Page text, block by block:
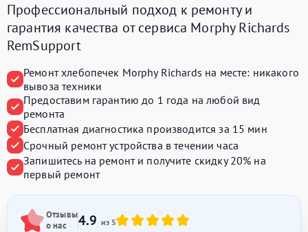
Профессиональный подход к ремонту и
гарантия качества от сервиса Morphy Richards
RemSupport
Ремонт хлебопечек Morphy Richards на месте: никакого
вывоза техники
Предоставим гарантию до 1 года на любой вид
ремонта
Бесплатная диагностика производитсяза 15 мин
Срочный ремонт устройства в течении часа
Запишитесь на ремонт и получите скидку 20% на
первый ремонт
Отзывы
о нас
4.9 из 5